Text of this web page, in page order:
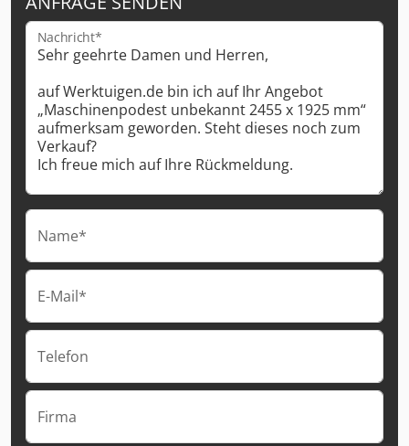
Nachricht*
Name*
E-Mail*
Telefon
Firma